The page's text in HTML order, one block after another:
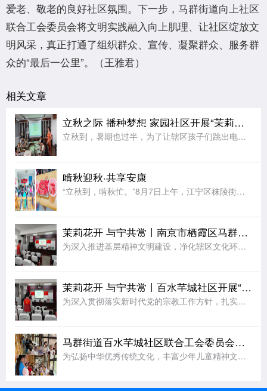
爱老、敬老的良好社区氛围。下一步，马群街道向上社区
联合工会委员会将文明实践融入向上肌理、让社区绽放文
明风采，真正打通了组织群众、宣传、凝聚群众、服务群
众的“最后一公里”。（王雅君）
相关文章
立秋之际 播种梦想 家园社区开展“茉莉花开”七彩夏日节气亲子活动
立秋到，暑期也过半，为了让辖区孩子们跳出电子屏幕、沉浸式感受传统节气文化的独特魅力，同时绷紧暑期安全防护弦，在亲子协作中收获充实又安心的暑期记忆，近日，江宁区秣陵街道家园社区在三楼活动空间顺利开展“立
啃秋迎秋·共享安康
“立秋到，啃秋忙。”8月7日上午，江宁区秣陵街道火炬村开展了“啃秋迎秋·共享安康”为主题的立秋敬老活动。活动室里瓜香四溢、笑声阵阵。桌上摆满了红瓤西瓜，老人围坐一堂，一边品尝着清甜的“啃秋”瓜，一边聊
茉莉花开 与宁共赏丨南京市栖霞区马群街道百水芊城社区开展“扫黄打非树新风 全民阅读沐书香”全民阅读活动
为深入推进基层精神文明建设，净化辖区文化环境，培育全民阅读新风尚，筑牢社区思想文化安全防线，8月6日，栖霞区马群街道百水芊城社区党委依托社区新时代文明实践站组织全体社区工作人员，开展“扫黄打非树新风
茉莉花开 与宁共赏丨百水芊城社区开展“依法规范宗教工作 携手共建和谐家园”宣传活动
为深入贯彻落实新时代党的宗教工作方针，扎实推进宗教工作法治化、规范化建设，切实筑牢基层治理安全防线，营造文明和谐、团结稳定的社区氛围，8月6日，栖霞区马群街道百水芊城社区党委依托社区新时代文明实践站精
马群街道百水芊城社区联合工会委员会开展非遗烧箔画手工活动
为弘扬中华优秀传统文化，丰富少年儿童精神文化生活，拉近邻里情感距离，8月7日，栖霞区马群街道科协、马群街道百水芊城社区联合工会委员会、百水芊城社区党委依托新时代文明实践站，组织开展非遗烧箔画手工体验活